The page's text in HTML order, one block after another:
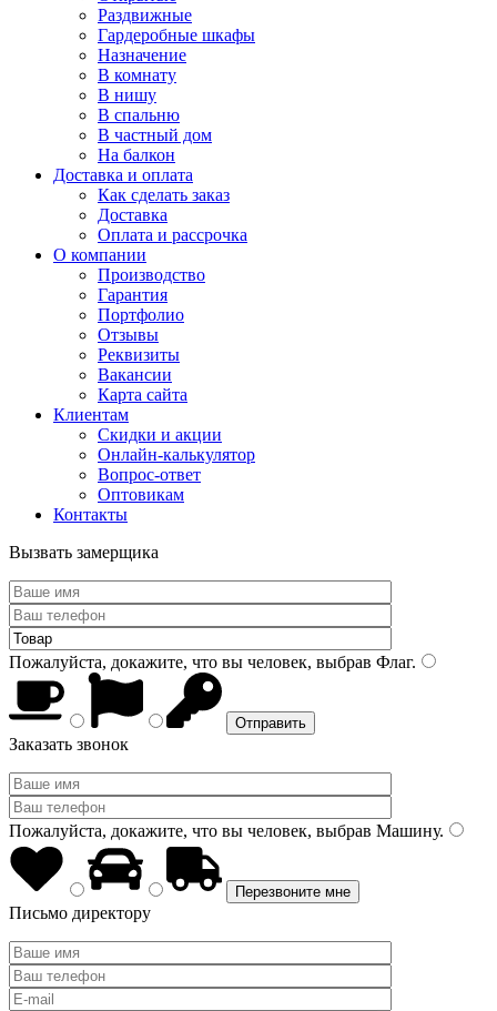
Раздвижные
Гардеробные шкафы
Назначение
В комнату
В нишу
В спальню
В частный дом
На балкон
Доставка и оплата
Как сделать заказ
Доставка
Оплата и рассрочка
О компании
Производство
Гарантия
Портфолио
Отзывы
Реквизиты
Вакансии
Карта сайта
Клиентам
Скидки и акции
Онлайн-калькулятор
Вопрос-ответ
Оптовикам
Контакты
Вызвать замерщика
Пожалуйста, докажите, что вы человек, выбрав Флаг.
Заказать звонок
Пожалуйста, докажите, что вы человек, выбрав Машину.
Письмо директору